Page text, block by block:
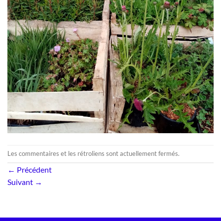
Les commentaires et les rétroliens sont actuellement fermés.
← Précédent
Suivant →